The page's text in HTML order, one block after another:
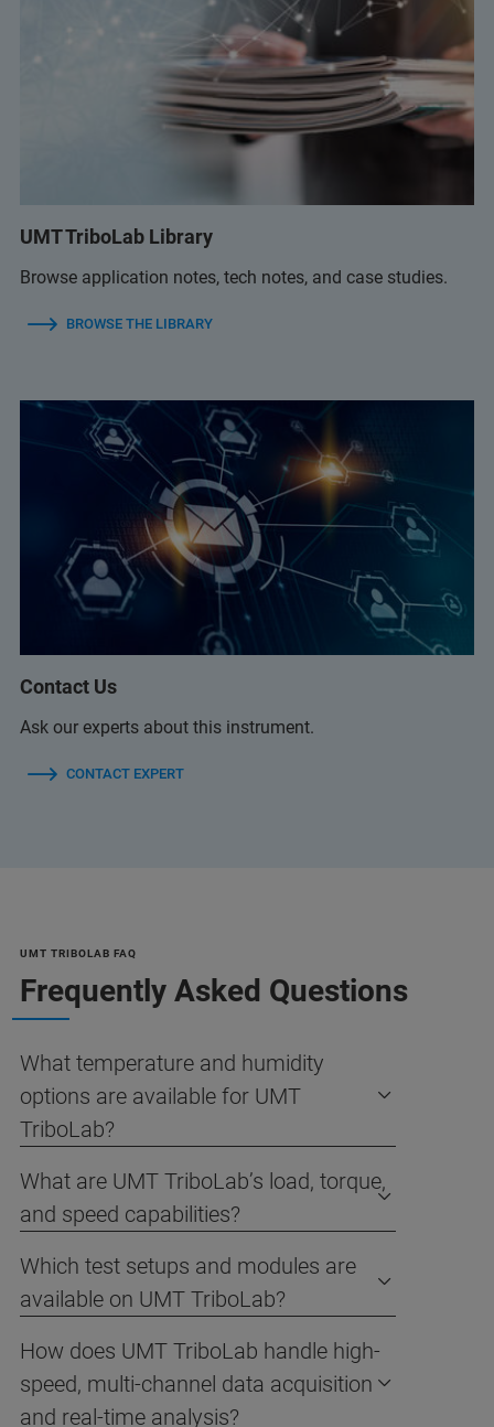
UMT TriboLab Library
Browse application notes, tech notes, and case studies.
BROWSE THE LIBRARY
Contact Us
Ask our experts about this instrument.
CONTACT EXPERT
UMT TRIBOLAB FAQ
Frequently Asked Questions
What temperature and humidity
options are available for UMT
TriboLab?
What are UMT TriboLab’s load, torque,
and speed capabilities?
Which test setups and modules are
available on UMT TriboLab?
How does UMT TriboLab handle high-
speed, multi-channel data acquisition
and real-time analysis?